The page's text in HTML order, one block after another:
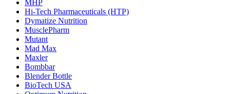
MHP
Hi-Tech Pharmaceuticals (HTP)
Dymatize Nutrition
MusclePharm
Mutant
Mad Max
Maxler
Bombbar
Blender Bottle
BioTech USA